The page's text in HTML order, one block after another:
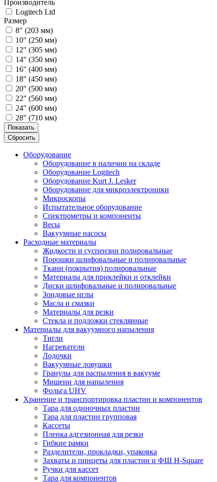
Производитель
Logitech Ltd
Размер
8" (203 мм)
10" (250 мм)
12" (305 мм)
14" (350 мм)
16" (400 мм)
18" (450 мм)
20" (500 мм)
22" (560 мм)
24" (600 мм)
28" (710 мм)
Показать
Сбросить
Оборудование
Оборудование в наличии на складе
Оборудование Logitech
Оборудование Kurt J. Lesker
Оборудование для микроэлектроники
Микроскопы
Испытательное оборудование
Спектрометры и компоненты
Весы
Вакуумные насосы
Расходные материалы
Жидкости и суспензии полировальные
Порошки шлифовальные и полировальные
Ткани (покрытия) полировальные
Материалы для приклейки и отклейки
Диски шлифовальные и полировальные
Зондовые иглы
Масла и смазки
Материалы для резки
Стекла и подложки стеклянные
Материалы для вакуумного напыления
Тигли
Нагреватели
Лодочки
Вакуумные ловушки
Гранулы для распыления в вакууме
Мишени для напыления
Фольга UHV
Хранение и транспортировка пластин и компонентов
Тара для одиночных пластин
Тара для пластин групповая
Кассеты
Пленка адгезионная для резки
Гибкие рамки
Разделители, прокладки, упаковка
Захваты и пинцеты для пластин и ФШ H-Square
Ручки для кассет
Тара для компонентов